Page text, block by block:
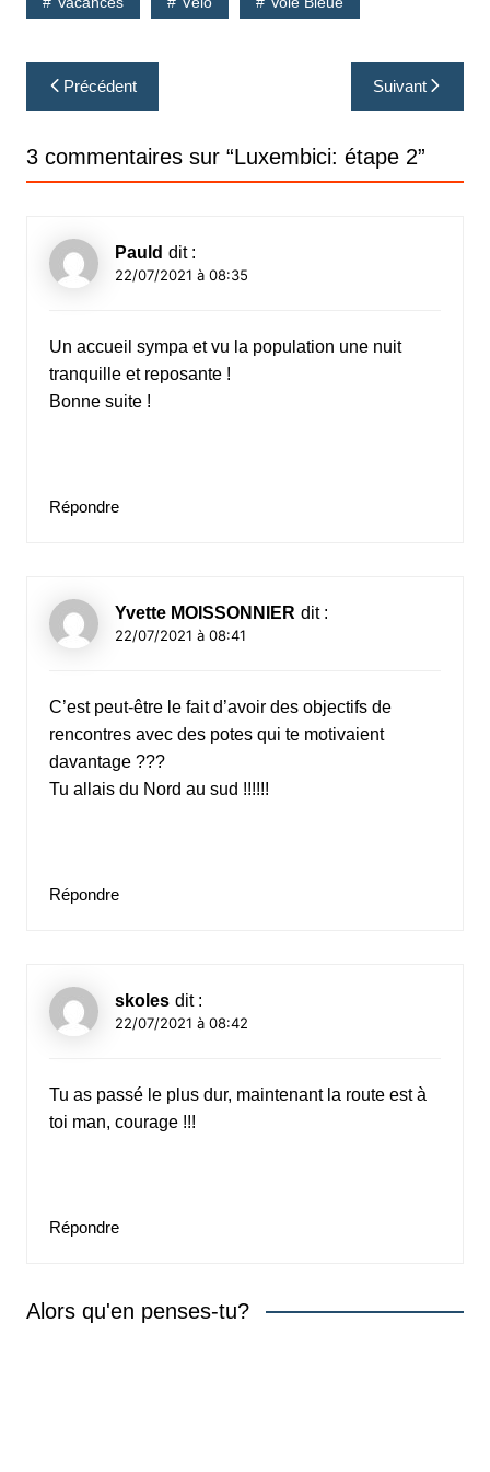
Navigation
de
l’article
Précédent Suivant
3 commentaires sur “Luxembici: étape 2”
Pauld dit :
22/07/2021 à 08:35
Un accueil sympa et vu la population une nuit
tranquille et reposante !
Bonne suite !
Répondre
Yvette MOISSONNIER dit :
22/07/2021 à 08:41
C’est peut-être le fait d’avoir des objectifs de
rencontres avec des potes qui te motivaient
davantage ???
Tu allais du Nord au sud !!!!!!
Répondre
skoles dit :
22/07/2021 à 08:42
Tu as passé le plus dur, maintenant la route est à
toi man, courage !!!
Répondre
Alors qu'en penses-tu?